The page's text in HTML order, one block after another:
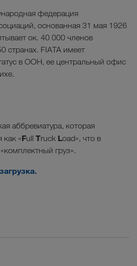
федерация
основанная 31 мая 1926
ок. 40 000 членов
странах. FIATA имеет
в ООН, ее центральный офис
аббревиатура, которая
«Full Truck Load», что в
груз».